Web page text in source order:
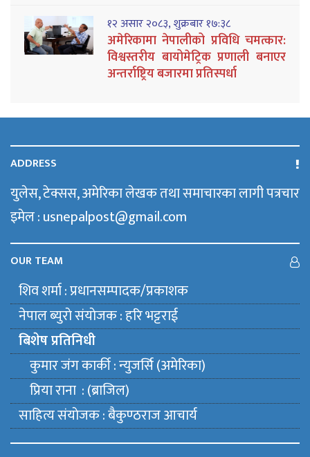
१२ असार २०८३, शुक्रबार १७:३८
अमेरिकामा नेपालीको प्रविधि चमत्कार:
विश्वस्तरीय बायोमेट्रिक प्रणाली बनाएर
अन्तर्राष्ट्रिय बजारमा प्रतिस्पर्धा
ADDRESS
युलेस, टेक्सस, अमेरिका लेखक तथा समाचारका लागी पत्रचार
इमेल : usnepalpost@gmail.com
OUR TEAM
शिव शर्मा : प्रधानसम्पादक/प्रकाशक
नेपाल ब्युराे संयाेजक : हरि भट्टराई
बिशेष प्रतिनिधी
कुमार जंग कार्की : न्युजर्सि (अमेरिका)
प्रिया राना : (ब्राजिल)
साहित्य संयाेजक : बैकुण्ठराज आचार्य